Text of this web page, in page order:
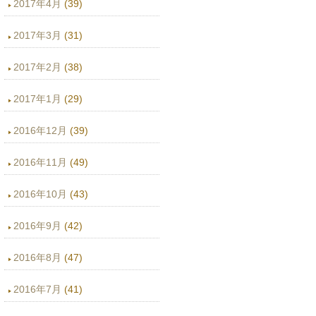
2017年4月 (39)
2017年3月 (31)
2017年2月 (38)
2017年1月 (29)
2016年12月 (39)
2016年11月 (49)
2016年10月 (43)
2016年9月 (42)
2016年8月 (47)
2016年7月 (41)